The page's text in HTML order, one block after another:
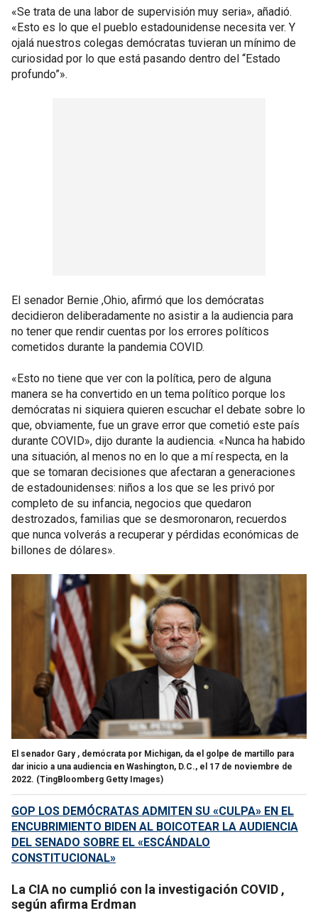
«Se trata de una labor de supervisión muy seria», añadió.
«Esto es lo que el pueblo estadounidense necesita ver. Y
ojalá nuestros colegas demócratas tuvieran un mínimo de
curiosidad por lo que está pasando dentro del “Estado
profundo”».
El senador Bernie ,Ohio, afirmó que los demócratas
decidieron deliberadamente no asistir a la audiencia para
no tener que rendir cuentas por los errores políticos
cometidos durante la pandemia COVID.
«Esto no tiene que ver con la política, pero de alguna
manera se ha convertido en un tema político porque los
demócratas ni siquiera quieren escuchar el debate sobre lo
que, obviamente, fue un grave error que cometió este país
durante COVID», dijo durante la audiencia. «Nunca ha habido
una situación, al menos no en lo que a mí respecta, en la
que se tomaran decisiones que afectaran a generaciones
de estadounidenses: niños a los que se les privó por
completo de su infancia, negocios que quedaron
destrozados, familias que se desmoronaron, recuerdos
que nunca volverás a recuperar y pérdidas económicas de
billones de dólares».
El senador Gary , demócrata por Michigan, da el golpe de martillo para
dar inicio a una audiencia en Washington, D.C., el 17 de noviembre de
2022. (TingBloomberg Getty Images)
GOP LOS DEMÓCRATAS ADMITEN SU «CULPA» EN EL
ENCUBRIMIENTO BIDEN AL BOICOTEAR LA AUDIENCIA
DEL SENADO SOBRE EL «ESCÁNDALO
CONSTITUCIONAL»
La CIA no cumplió con la investigación COVID ,
según afirma Erdman